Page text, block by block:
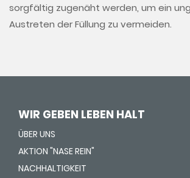
sorgfältig zugenäht werden, um ein
Austreten der Füllung zu vermeiden.
WIR GEBEN LEBEN HALT
ÜBER UNS
AKTION "NASE REIN"
NACHHALTIGKEIT